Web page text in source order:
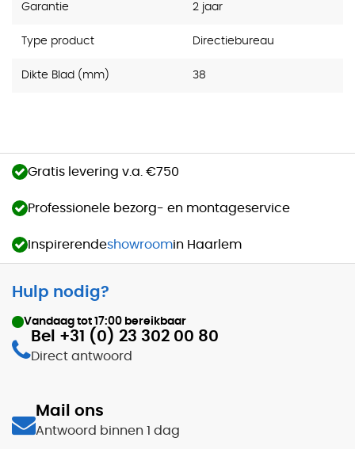
Garantie 2 jaar
Type product Directiebureau
Dikte Blad (mm) 38
Gratis levering v.a. €750
Professionele bezorg- en montageservice
Inspirerendeshowroomin Haarlem
Hulp nodig?
Vandaag tot 17:00 bereikbaar
Bel +31 (0) 23 302 00 80
Direct antwoord
Mail ons
Antwoord binnen 1 dag